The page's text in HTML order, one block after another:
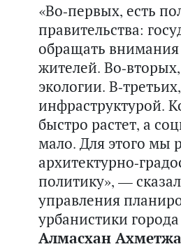
«Во-первых, есть
правительства:
обращать
жителей. Во-
экологии. В-
инфраструктурой.
быстро растет, а
мало. Для этого мы
архитектурно-
политику», —
управления
урбанистики
Алмасхан